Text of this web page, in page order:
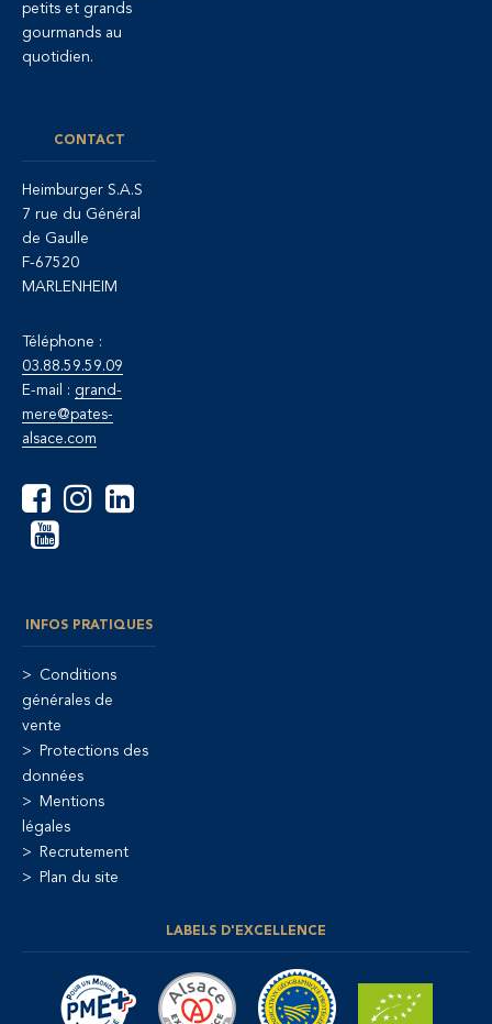
petits et grands
gourmands au
quotidien.
CONTACT
Heimburger S.A.S
7 rue du Général
de Gaulle
F-67520
MARLENHEIM
Téléphone :
03.88.59.59.09
E-mail : grand-
mere@pates-
alsace.com
INFOS PRATIQUES
Conditions
générales de
vente
Protections des
données
Mentions
légales
Recrutement
Plan du site
LABELS D'EXCELLENCE